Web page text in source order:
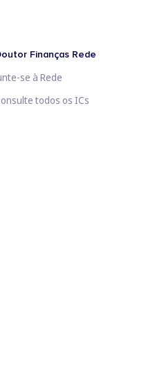
Finanças Rede
se à Rede
todos os ICs